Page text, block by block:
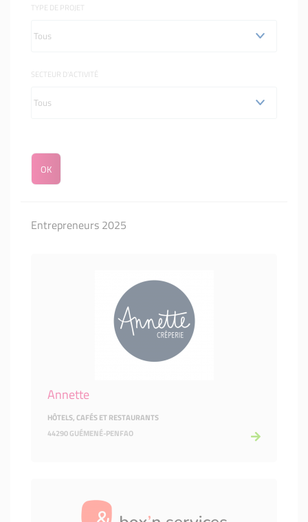
TYPE DE PROJET
SECTEUR D'ACTIVITÉ
Entrepreneurs 2025
Annette
HÔTELS, CAFÉS ET RESTAURANTS
44290 GUÉMENÉ-PENFAO